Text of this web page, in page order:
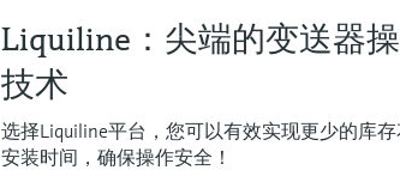
Liquiline：尖端的变送器
技术
选择Liquiline平台，您可以有效实现更少的库
安装时间，确保操作安全！